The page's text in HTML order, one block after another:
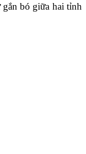
bó giữa hai tỉnh